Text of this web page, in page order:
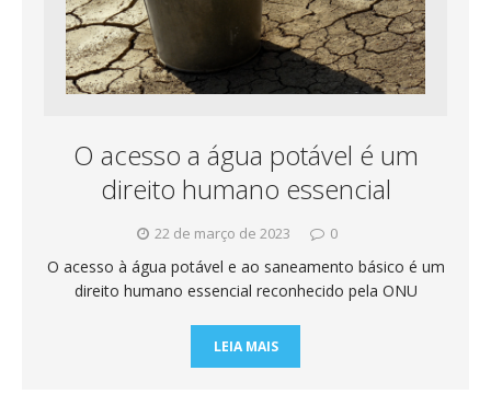
O acesso a água potável é um
direito humano essencial
22 de março de 2023 0
O acesso à água potável e ao saneamento básico é um
direito humano essencial reconhecido pela ONU
LEIA MAIS